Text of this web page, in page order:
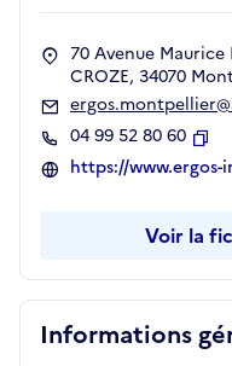
Informations
70 Avenue Maurice
CROZE, 34070
04 99 52 80 60
https://
Voir la